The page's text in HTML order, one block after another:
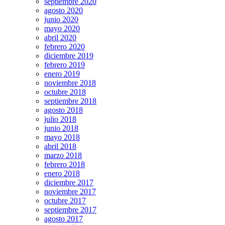
agosto 2020
junio 2020
mayo 2020
abril 2020
febrero 2020
diciembre 2019
febrero 2019
enero 2019
noviembre 2018
octubre 2018
septiembre 2018
agosto 2018
julio 2018
junio 2018
mayo 2018
abril 2018
marzo 2018
febrero 2018
enero 2018
diciembre 2017
noviembre 2017
octubre 2017
septiembre 2017
agosto 2017